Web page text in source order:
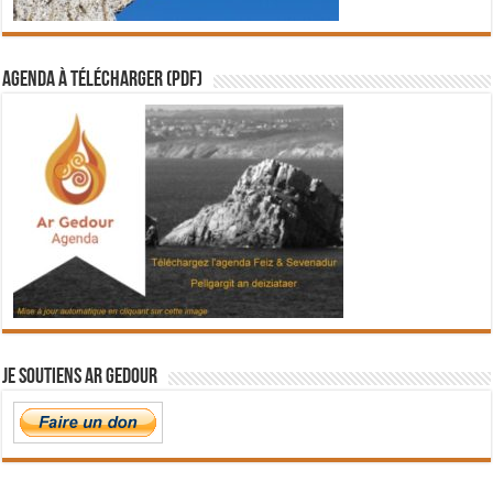
Agenda à télécharger (PDF)
Je soutiens Ar Gedour